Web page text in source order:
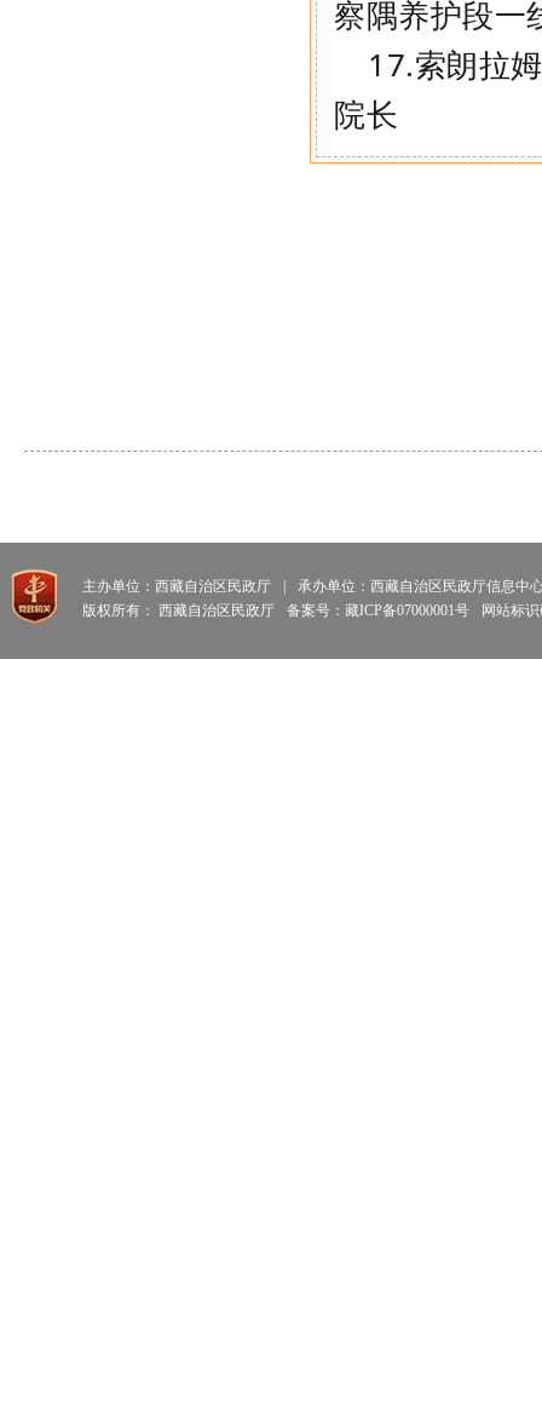
察隅养护段一
17.索朗拉
院长
主办单位：西藏自治区民政厅
承办单位：西藏自治区民政厅信息中
版权所有： 西藏自治区民政厅
备案号：藏ICP备07000001号 网站标识